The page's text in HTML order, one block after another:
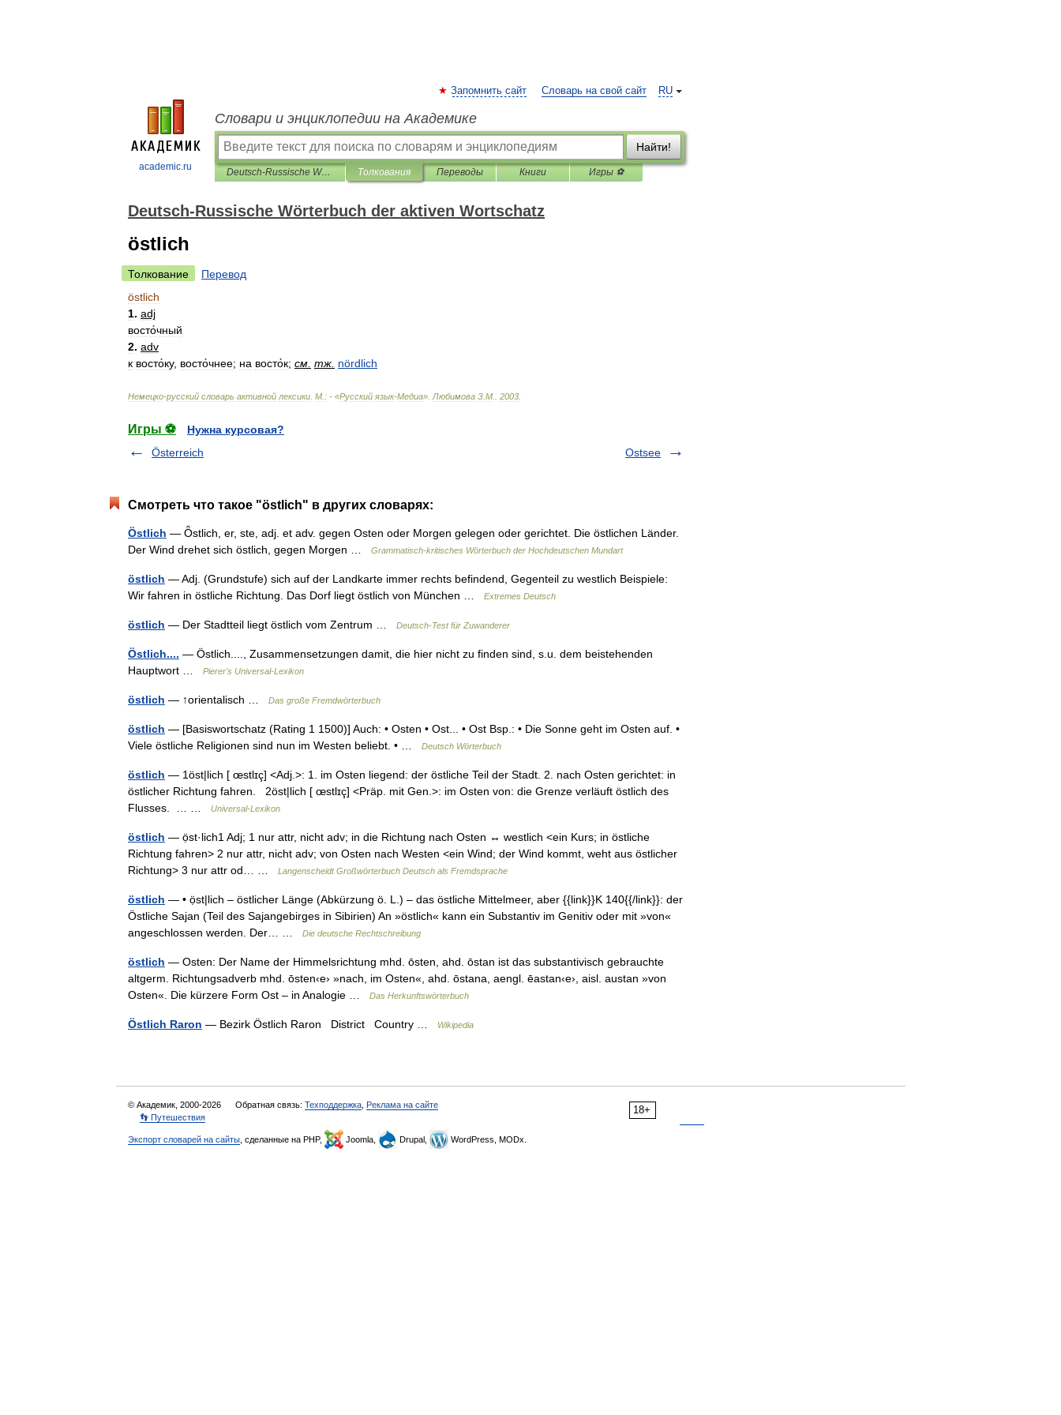
academic.ru
RU
Запомнить сайт Словарь на свой сайт
Словари и энциклопедии на Академике
Найти!
Deutsch-Russische Wörterbuch der aktiven Wortschatz Толкования Переводы Книги Игры ⚽
Deutsch-Russische Wörterbuch der aktiven Wortschatz
östlich
Толкование
Перевод
östlich
1. adj
восто́чный
2. adv
к восто́ку, восто́чнее; на восто́к; см тж nördlich
Немецко-русский словарь активной лексики М : - «Русский язык-Медиа» Любимова З М 2003
Игры ⚽
Нужна курсовая?
Österreich
Ostsee
Смотреть что такое "östlich" в других словарях:
Östlich — Ȫstlich, er, ste, adj. et adv. gegen Osten oder Morgen gelegen oder gerichtet. Die östlichen Länder.
Der Wind drehet sich östlich, gegen Morgen …
Grammatisch-kritisches Wörterbuch der Hochdeutschen Mundart
östlich — Adj. (Grundstufe) sich auf der Landkarte immer rechts befindend, Gegenteil zu westlich Beispiele:
Wir fahren in östliche Richtung. Das Dorf liegt östlich von München …
Extremes Deutsch
östlich — Der Stadtteil liegt östlich vom Zentrum … Deutsch-Test für Zuwanderer
Östlich.... — Östlich...., Zusammensetzungen damit, die hier nicht zu finden sind, s.u. dem beistehenden
Hauptwort …
Pierer's Universal-Lexikon
östlich — ↑orientalisch … Das große Fremdwörterbuch
östlich — [Basiswortschatz (Rating 1 1500)] Auch: • Osten • Ost... • Ost Bsp.: • Die Sonne geht im Osten auf. •
Viele östliche Religionen sind nun im Westen beliebt. • …
Deutsch Wörterbuch
östlich — 1öst|lich [ œstlɪç] <Adj.>: 1. im Osten liegend: der östliche Teil der Stadt. 2. nach Osten gerichtet: in
östlicher Richtung fahren. 2öst|lich [ œstlɪç] <Präp. mit Gen.>: im Osten von: die Grenze verläuft östlich des
Flusses. … …
Universal-Lexikon
östlich — ọ̈st·lich1 Adj; 1 nur attr, nicht adv; in die Richtung nach Osten ↔ westlich <ein Kurs; in östliche
Richtung fahren> 2 nur attr, nicht adv; von Osten nach Westen <ein Wind; der Wind kommt, weht aus östlicher
Richtung> 3 nur attr od… …
Langenscheidt Großwörterbuch Deutsch als Fremdsprache
östlich — • ọ̈st|lich – östlicher Länge (Abkürzung ö. L.) – das östliche Mittelmeer, aber {{link}}K 140{{/link}}: der
Östliche Sajan (Teil des Sajangebirges in Sibirien) An »östlich« kann ein Substantiv im Genitiv oder mit »von«
angeschlossen werden. Der… …
Die deutsche Rechtschreibung
östlich — Osten: Der Name der Himmelsrichtung mhd. ōsten, ahd. ōstan ist das substantivisch gebrauchte
altgerm. Richtungsadverb mhd. ōsten‹e› »nach, im Osten«, ahd. ōstana, aengl. ēastan‹e›, aisl. austan »von
Osten«. Die kürzere Form Ost – in Analogie …
Das Herkunftswörterbuch
Östlich Raron — Bezirk Östlich Raron District Country … Wikipedia
18+
© Академик, 2000-2026 Обратная связь: Техподдержка Реклама на сайте
👣 Путешествия
Экспорт словарей на сайты , сделанные на PHP, Joomla, Drupal, WordPress, MODx.